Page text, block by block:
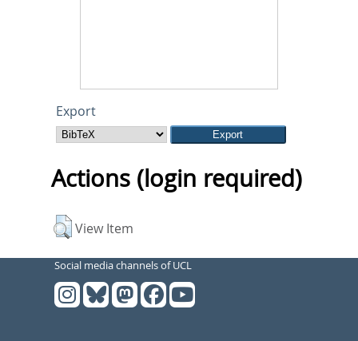
Export
Actions (login required)
View Item
Social media channels of UCL